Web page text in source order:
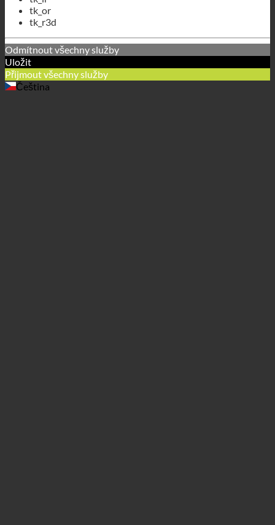
Odmítnout všechny služby
Uložit
Přijmout všechny služby
Čeština